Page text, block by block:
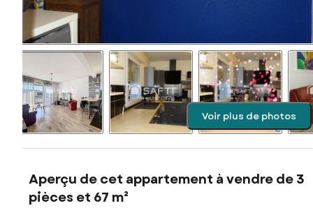
Voir plus de photos
Aperçu de cet appartement à vendre de 3
pièces et 67 m²